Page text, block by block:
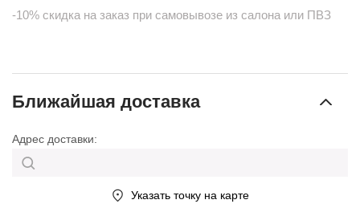
-10% скидка на заказ при самовывозе из салона или ПВЗ
Ближайшая доставка
Адрес доставки:
Указать точку на карте